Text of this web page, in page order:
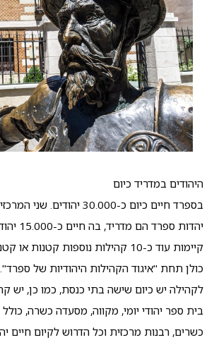
היהודים במדריד כיום
בספרד חיים כיום כ-30.000
יהדות
קיימות עוד כ-10 קהילות נוספות
כולן תחת "איגוד הקהילות היהודיות של ספרד".
לקהילה יש כיום שישה בתי כנסת, כמו כן, יש
בית ספר יהודי יומי, מקווה, מסעדה כשרה,
כשרים, רבנות מרכזית וכל הדרוש לקיום חיים